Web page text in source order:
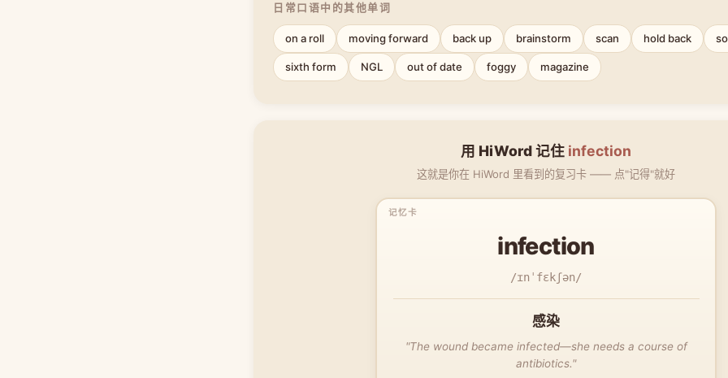
日常口语中的其他单词
on a roll moving forward back up brainstorm scan hold back
sixth form NGL out of date foggy magazine
用 HiWord 记住 infection
这就是你在 HiWord 里看到的复习卡 —— 点"记得"就好
infection
/ɪnˈfɛkʃən/
感染
"The wound became infected—she needs a course of
antibiotics."